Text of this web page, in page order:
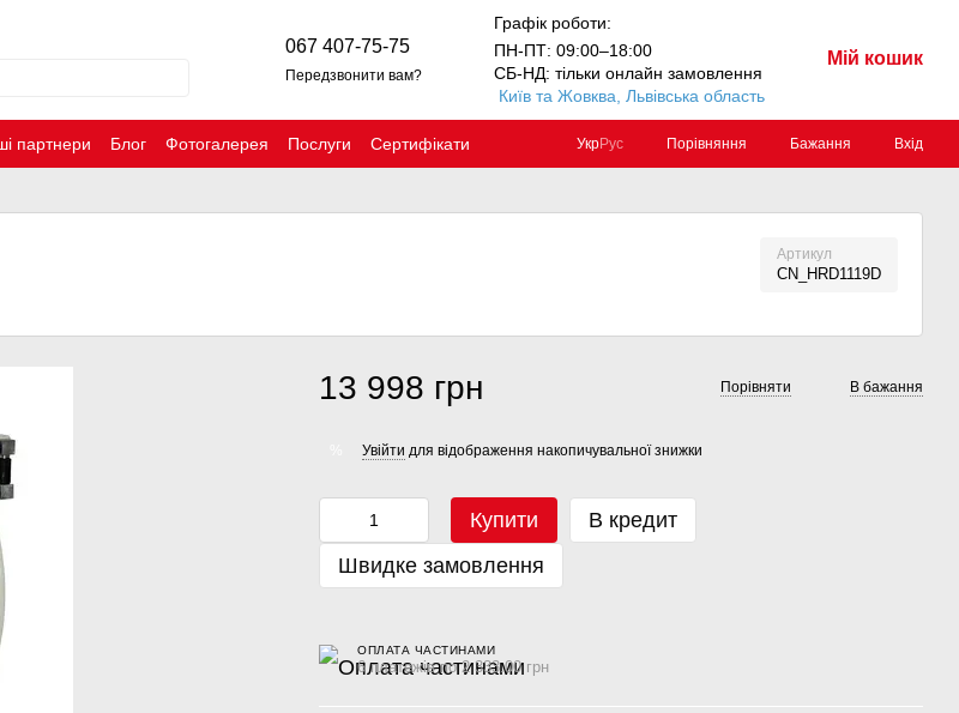
067 407-75-75
Передзвонити вам?
Графік роботи:
ПН-ПТ: 09:00–18:00
СБ-НД: тільки онлайн замовлення
Київ та Жовква, Львівська область
Мій кошик
партнери Блог Фотогалерея Послуги
Сертифікати
УкрРус Порівняння Бажання Вхід
Артикул
CN_HRD1119D
13 998 грн Порівняти В бажання
Увійти для відображення накопичувальної знижки
Купити
В кредит
Швидке замовлення
ОПЛАТА ЧАСТИНАМИ
6 платежів по 2 333.00 грн